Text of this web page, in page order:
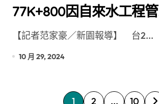
77K+800因自來水工程管
線壓力測試，導致路面毀
通車
【記者范家豪／新園報導】 台2...
10 月 29, 2024
1 2 ... 10